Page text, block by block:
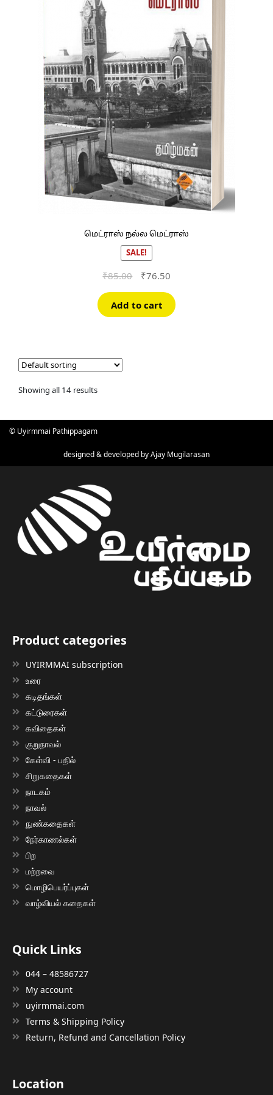
மெட்ராஸ் நல்ல மெட்ராஸ்
SALE!
₹85.00
Original
was:
₹85.00.
₹76.50Current
is:
₹76.50.
Add to cart
Showing all 14 results
© Uyirmmai Pathippagam
designed & developed byAjay Mugilarasan
Product categories
UYIRMMAI subscription
உரை
கடிதங்கள்
கட்டுரைகள்
கவிதைகள்
குறுநாவல்
கேள்வி - பதில்
சிறுகதைகள்
நாடகம்
நாவல்
நுண்கதைகள்
நேர்காணல்கள்
பிற
மற்றவை
மொழிபெயர்ப்புகள்
வாழ்வியல் கதைகள்
Quick Links
044 – 48586727
My account
uyirmmai.com
Terms & Shipping Policy
Return, Refund and Cancellation Policy
Location